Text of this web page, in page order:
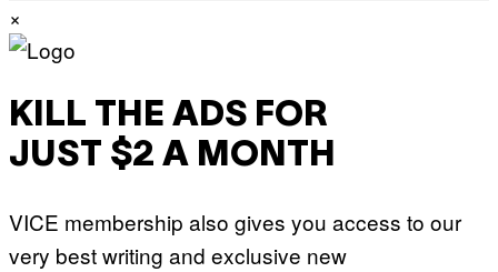
×
KILL THE ADS FOR
JUST $2 A MONTH
VICE membership also gives you access to our
very best writing and exclusive new